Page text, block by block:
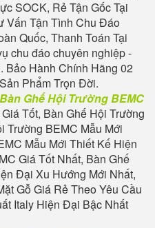
SOCK, Rẻ Tận Gốc Tại
Vấn Tận Tình Chu Đáo
Quốc, Thanh Toán Tại
chu đáo chuyên nghiệp -
Hành Chính Hãng 02
Phẩm Trọn Đời.
Ghế Hội Trường BEMC
Tốt, Bàn Ghế Hội Trường
Trường BEMC Mẫu Mới
Mẫu Mới Thiết Kế Hiện
Giá Tốt Nhất, Bàn Ghế
Đại Xu Hướng Mới Nhất,
Gỗ Giá Rẻ Theo Yêu Cầu
Italy Hiện Đại Bậc Nhất